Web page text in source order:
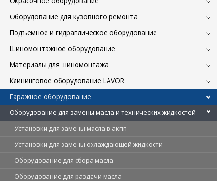
Оборудование для кузовного ремонта
Подъемное и гидравлическое оборудование
Шиномонтажное оборудование
Материалы для шиномонтажа
Клининговое оборудование LAVOR
Гаражное оборудование
Оборудование для замены масла и технических жидкостей
Установки для замены масла в акпп
Установки для замены охлаждающей жидкости
Оборудование для сбора масла
Оборудование для раздачи масла